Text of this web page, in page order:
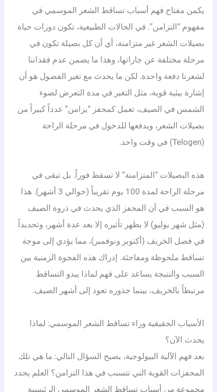
يكمن مفتاح فهم أسباب تساقط الشعر الموسمي في
مفهوم “التزامن”. في الحالات الطبيعية، تكون دورات حياة
بصيلات الشعر غير متزامنة، أي أن كل بصيلة تكون في
مرحلة مختلفة عن جاراتها، وهذا ما يضمن عدم فقداننا
لشعرنا دفعة واحدة. لكن ما يحدث مع تغير الفصول هو أن
إشارة بيئية قوية، مثل التغير في مدة التعرض لضوء
الشمس في الصيف، تعمل كمحفز “يزامن” عدداً كبيراً من
بصيلات الشعر، ويدفعها للدخول في مرحلة الراحة
هذه البصيلات “المتزامنة” لا تسقط فوراً. بل تبقى في
مرحلة الراحة لمدة 100 يوم تقريباً (حوالي 3 أشهر).
هذا
هو السبب في أن المحفز الذي يحدث في ذروة الصيف
(مثل شهر يوليو) لا يظهر تأثيره إلا بعد عدة أشهر، وتحديداً
في فصل الخريف (أكتوبر ونوفمبر)، مما يؤدي إلى موجة
تساقط ملحوظة ومفاجئة. إدراك هذه الفجوة الزمنية بين
السبب والنتيجة يساعد على فهم لماذا يبدو التساقط
مرتبطاً بالخريف، بينما جذوره تعود إلى أشهر الصيف.
الأسباب الحقيقية وراء تساقط الشعر الموسمي: لماذا
يحدث الآن؟
بعد فهم الآلية البيولوجية، يصبح السؤال التالي: ما هي تلك
المحفزات القوية التي تتسبب في هذا التزامن؟ العلم يحدد
مجموعة من أسباب تساقط الشعر الموسمي الرئيسية